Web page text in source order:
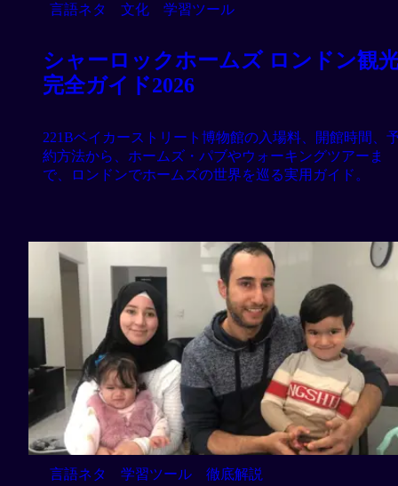
言語ネタ 文化 学習ツール
シャーロックホームズ ロンドン観
完全ガイド2026
221Bベイカーストリート博物館の入場料、開館時間、
約方法から、ホームズ・パブやウォーキングツアーま
で、ロンドンでホームズの世界を巡る実用ガイド。
言語ネタ 学習ツール 徹底解説